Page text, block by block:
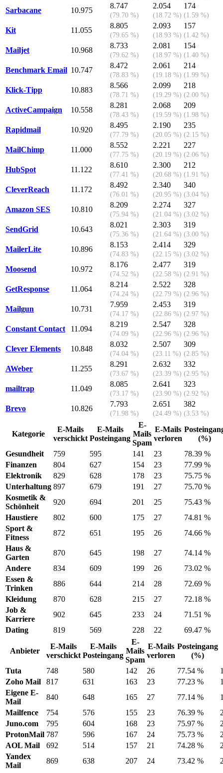
Sarbacane 10.975
8.747
(79.70 %)
2.054
(18.72 %)
174
(1.59 %)
Kit 11.055
8.805
(79.65 %)
2.093
(18.93 %)
157
(1.42 %)
Mailjet 10.968
8.733
(79.62 %)
2.081
(18.97 %)
154
(1.40 %)
Benchmark Email 10.747
8.472
(78.83 %)
2.061
(19.18 %)
214
(1.99 %)
Klick-Tipp 10.883
8.566
(78.71 %)
2.099
(19.29 %)
218
(2.00 %)
ActiveCampaign 10.558
8.281
(78.43 %)
2.068
(19.59 %)
209
(1.98 %)
Rapidmail 10.920
8.495
(77.79 %)
2.190
(20.05 %)
235
(2.15 %)
MailChimp 11.000
8.552
(77.75 %)
2.221
(20.19 %)
227
(2.06 %)
HubSpot 11.122
8.610
(77.41 %)
2.300
(20.68 %)
212
(1.91 %)
CleverReach 11.172
8.492
(76.01 %)
2.340
(20.95 %)
340
(3.04 %)
Amazon SES 10.810
8.209
(75.94 %)
2.274
(21.04 %)
327
(3.02 %)
SendGrid 10.643
8.021
(75.36 %)
2.303
(21.64 %)
319
(3.00 %)
MailerLite 10.896
8.153
(74.83 %)
2.414
(22.15 %)
329
(3.02 %)
Moosend 10.972
8.176
(74.52 %)
2.477
(22.58 %)
319
(2.91 %)
GetResponse 11.064
8.214
(74.24 %)
2.522
(22.79 %)
328
(2.96 %)
Mailgun 10.731
7.959
(74.17 %)
2.453
(22.86 %)
319
(2.97 %)
Constant Contact 11.094
8.219
(74.09 %)
2.547
(22.96 %)
328
(2.96 %)
Clever Elements 10.848
8.032
(74.04 %)
2.507
(23.11 %)
309
(2.85 %)
AWeber 11.255
8.291
(73.67 %)
2.632
(23.39 %)
332
(2.95 %)
mailtrap 11.049
8.085
(73.17 %)
2.641
(23.90 %)
323
(2.92 %)
Brevo 10.826
7.793
(71.98 %)
2.651
(24.49 %)
382
(3.53 %)
Kategorie
E-Mails
verschickt
E-Mails
Posteingang
E-
Mails
Spam
E-Mails
verloren
(%)
Gesundheit
759 595 141 23
78.39 %
Finanzen
804 627 154 23
77.99 %
Elektronik
829 628 178 23
75.75 %
Unterhaltung 897 679 191 27
75.70 %
Kosmetik &
Schönheit
920 694 201 25
75.43 %
Haustiere
802 600 175 27
74.81 %
Sport &
Fitness
872 651 195 26
74.66 %
Haus &
Garten
870 645 198 27
74.14 %
Andere
834 609 199 26
73.02 %
Essen &
Trinken
886 644 214 28
72.69 %
Kleidung
870 628 215 27
72.18 %
Job &
Karriere
902 645 233 24
71.51 %
Dating
819 569 228 22 69.47 %
Anbieter
E-Mails
verschickt
E-Mails
Posteingang
E-
Mails
Spam
E-Mails
verloren
Posteingang
(%)
Tuta
748 580 142 26 77.54 %
Zoho Mail
817 631 163 23 77.23 %
Eigene E-
Mail
840 648 165 27 77.14 %
Mailfence
754 576 155 23 76.39 %
Juno.com
795 604 168 23 75.97 %
ProtonMail 787 596 167 24 75.73 %
AOL Mail
692 514 157 21 74.28 %
Yandex
Mail
869 638 207 24 73.42 %